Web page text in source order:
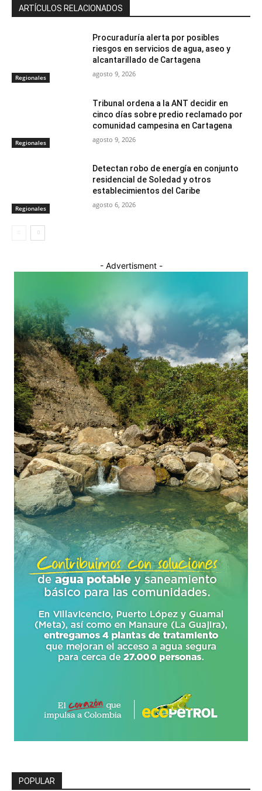
ARTÍCULOS RELACIONADOS
Regionales
Procuraduría alerta por posibles
riesgos en servicios de agua, aseo y
alcantarillado de Cartagena
agosto 9, 2026
Regionales
Tribunal ordena a la ANT decidir en
cinco días sobre predio reclamado por
comunidad campesina en Cartagena
agosto 9, 2026
Regionales
Detectan robo de energía en conjunto
residencial de Soledad y otros
establecimientos del Caribe
agosto 6, 2026
- Advertisment -
POPULAR